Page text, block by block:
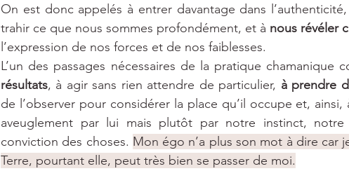
On est donc appelés à entrer davantage dans
trahir ce que nous sommes profondément, et à nous révéler
l’expression de nos forces et de nos faiblesses.
L’un des passages nécessaires de la pratique chamanique
résultats, à agir sans rien attendre de particulier, à prendre
de l’observer pour considérer la place qu’il occupe et,
aveuglement par lui mais plutôt par notre instinct,
conviction des choses. Mon égo n’a plus son mot à dire car
Terre, pourtant elle, peut très bien se passer de moi.